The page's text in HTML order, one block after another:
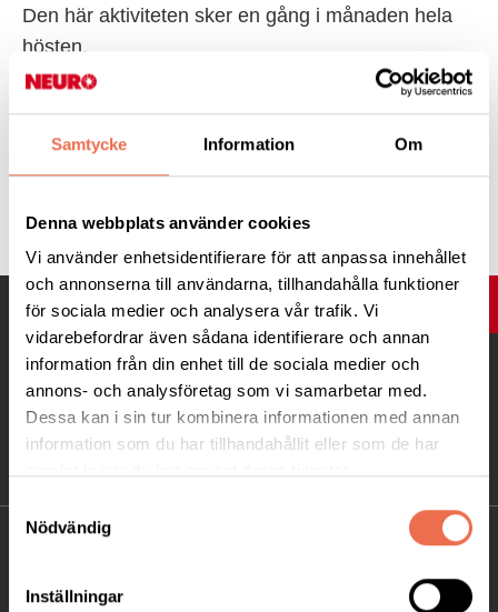
Samtycke Information Om
Denna webbplats använder cookies
Vi använder enhetsidentifierare för att anpassa innehållet
och annonserna till användarna, tillhandahålla funktioner
för sociala medier och analysera vår trafik. Vi
vidarebefordrar även sådana identifierare och annan
information från din enhet till de sociala medier och
annons- och analysföretag som vi samarbetar med.
Dessa kan i sin tur kombinera informationen med annan
information som du har tillhandahållit eller som de har
Samtyckesval
Nödvändig
Inställningar
Den här aktiviteten sker en gång i månaden hela
hösten.
Besöksadress: